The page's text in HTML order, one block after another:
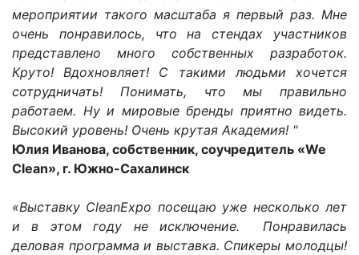
мероприятии такого масштаба я первый раз. Мне
очень понравилось, что на стендах участников
представлено много собственных разработок.
Круто! Вдохновляет! С такими людьми хочется
сотрудничать! Понимать, что мы правильно
работаем. Ну и мировые бренды приятно видеть.
Высокий уровень! Очень крутая Академия! "
Юлия Иванова, собственник, соучредитель «We
Clean», г. Южно-Сахалинск
«Выставку CleanExpo посещаю уже несколько лет
и в этом году не исключение. Понравилась
деловая программа и выставка. Спикеры молодцы!